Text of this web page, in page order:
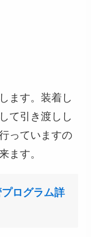
ます。装着し
て引き渡しし
っていますの
ます。
ログラム詳